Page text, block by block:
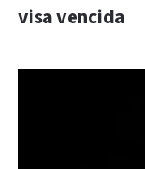
visa vencida